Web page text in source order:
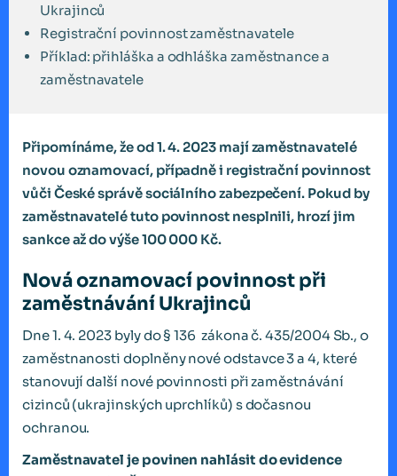
Ukrajinců
Registrační povinnost zaměstnavatele
Příklad: přihláška a odhláška zaměstnance a
zaměstnavatele
Připomínáme, že od 1. 4. 2023 mají zaměstnavatelé
novou oznamovací, případně i registrační povinnost
vůči České správě sociálního zabezpečení. Pokud by
zaměstnavatelé tuto povinnost nesplnili, hrozí jim
sankce až do výše 100 000 Kč.
Nová oznamovací povinnost při
zaměstnávání Ukrajinců
Dne 1. 4. 2023 byly do § 136 zákona č. 435/2004 Sb., o
zaměstnanosti doplněny nové odstavce 3 a 4, které
stanovují další nové povinnosti při zaměstnávání
cizinců (ukrajinských uprchlíků) s dočasnou
ochranou.
Zaměstnavatel je povinen nahlásit do evidence